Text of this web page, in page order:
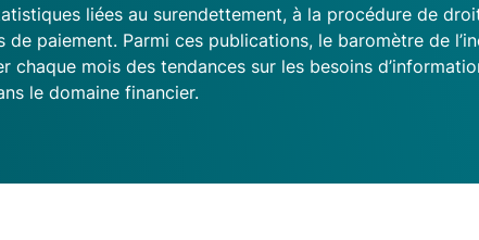
liées au surendettement, à la procédure de
de paiement. Parmi ces publications, le baromètre de
chaque mois des tendances sur les besoins
le domaine financier.